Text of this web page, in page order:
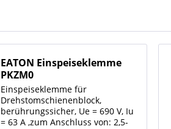
EATON Einspeiseklemme
PKZM0
Einspeiseklemme für
Drehstomschienenblock,
berührungssicher, Ue = 690 V, Iu
= 63 A ,zum Anschluss von: 2,5-